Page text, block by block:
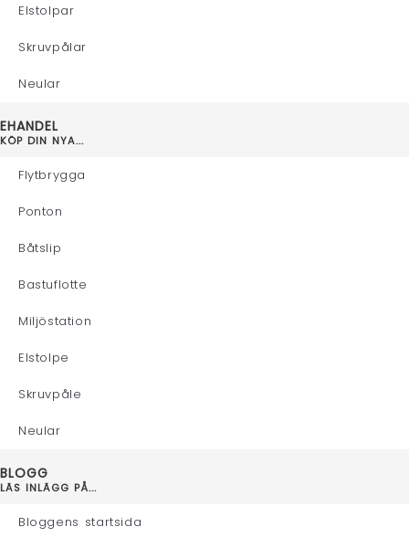
Elstolpar
Skruvpålar
Neular
EHANDEL
KÖP DIN NYA...
Flytbrygga
Ponton
Båtslip
Bastuflotte
Miljöstation
Elstolpe
Skruvpåle
Neular
BLOGG
LÄS INLÄGG PÅ...
Bloggens startsida